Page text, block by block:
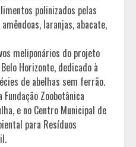
polinizados pelas
laranjas, abacate,
meliponários do projeto
Horizonte, dedicado à
de abelhas sem ferrão.
Zoobotânica
e no Centro Municipal de
para Resíduos